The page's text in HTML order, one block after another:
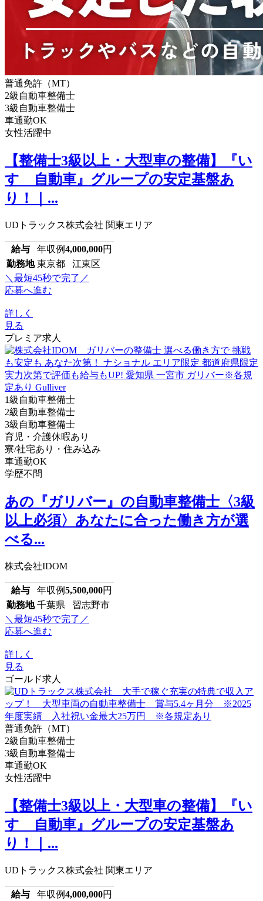
普通免許（MT）
2級自動車整備士
3級自動車整備士
車通勤OK
女性活躍中
【整備士3級以上・大型車の整備】『い
すゞ自動車』グループの安定基盤あ
り！｜...
UDトラックス株式会社 関東エリア
給与 年収例4,000,000円
勤務地 東京都 江東区
＼最短45秒で完了／
応募へ進む
詳しく
見る
プレミア求人
1級自動車整備士
2級自動車整備士
3級自動車整備士
育児・介護休暇あり
寮/社宅あり・住み込み
車通勤OK
学歴不問
あの『ガリバー』の自動車整備士〈3級
以上必須〉あなたに合った働き方が選
べる...
株式会社IDOM
給与 年収例5,500,000円
勤務地 千葉県 習志野市
＼最短45秒で完了／
応募へ進む
詳しく
見る
ゴールド求人
普通免許（MT）
2級自動車整備士
3級自動車整備士
車通勤OK
女性活躍中
【整備士3級以上・大型車の整備】『い
すゞ自動車』グループの安定基盤あ
り！｜...
UDトラックス株式会社 関東エリア
給与 年収例4,000,000円